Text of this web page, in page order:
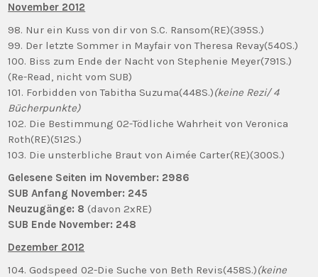
November 2012
98. Nur ein Kuss von dir von S.C. Ransom(RE)(395S.)
99. Der letzte Sommer in Mayfair von Theresa Revay(540S.)
100. Biss zum Ende der Nacht von Stephenie Meyer(791S.)
(Re-Read, nicht vom SUB)
101. Forbidden von Tabitha Suzuma(448S.)(keine Rezi/ 4
Bücherpunkte)
102. Die Bestimmung 02-Tödliche Wahrheit von Veronica
Roth(RE)(512S.)
103. Die unsterbliche Braut von Aimée Carter(RE)(300S.)
Gelesene Seiten im November: 2986
SUB Anfang November: 245
Neuzugänge: 8 (davon 2xRE)
SUB Ende November: 248
Dezember 2012
104. Godspeed 02-Die Suche von Beth Revis(458S.)(keine